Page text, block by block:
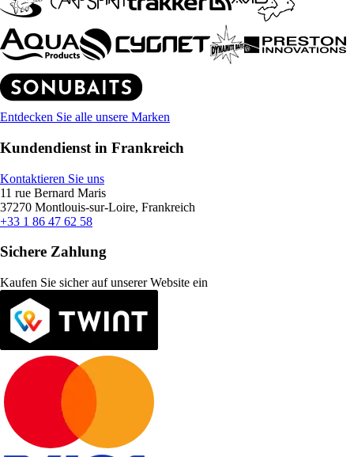
Entdecken Sie alle unsere Marken
Kundendienst in Frankreich
Kontaktieren Sie uns
11 rue Bernard Maris
37270 Montlouis-sur-Loire, Frankreich
+33 1 86 47 62 58
Sichere Zahlung
Kaufen Sie sicher auf unserer Website ein